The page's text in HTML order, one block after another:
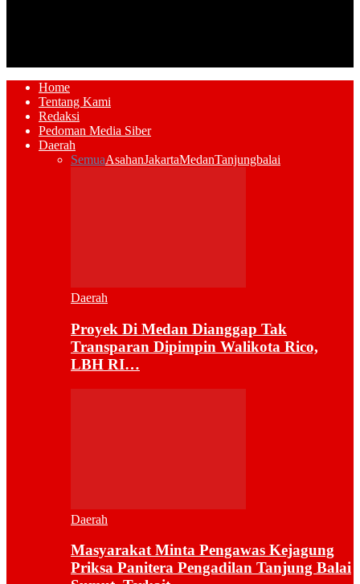
Home
Tentang Kami
Redaksi
Pedoman Media Siber
Daerah
SemuaAsahanJakartaMedanTanjungbalai
Daerah
Proyek Di Medan Dianggap Tak
Transparan Dipimpin Walikota Rico,
LBH RI…
Daerah
Masyarakat Minta Pengawas Kejagung
Priksa Panitera Pengadilan Tanjung Balai